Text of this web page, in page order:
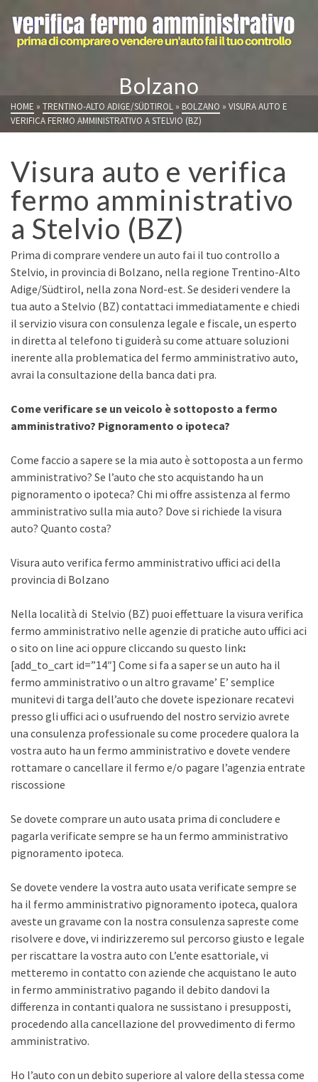
Bolzano
HOME » TRENTINO-ALTO ADIGE/SÜDTIROL » BOLZANO » VISURA AUTO E
VERIFICA FERMO AMMINISTRATIVO A STELVIO (BZ)
Visura auto e verifica
fermo amministrativo
a Stelvio (BZ)
Prima di comprare vendere un auto fai il tuo controllo a
Stelvio, in provincia di Bolzano, nella regione Trentino-Alto
Adige/Südtirol, nella zona Nord-est. Se desideri vendere la
tua auto a Stelvio (BZ) contattaci immediatamente e chiedi
il servizio visura con consulenza legale e fiscale, un esperto
in diretta al telefono ti guiderà su come attuare soluzioni
inerente alla problematica del fermo amministrativo auto,
avrai la consultazione della banca dati pra.
Come verificare se un veicolo è sottoposto a fermo
amministrativo? Pignoramento o ipoteca?
Come faccio a sapere se la mia auto è sottoposta a un fermo
amministrativo? Se l’auto che sto acquistando ha un
pignoramento o ipoteca? Chi mi offre assistenza al fermo
amministrativo sulla mia auto? Dove si richiede la visura
auto? Quanto costa?
Visura auto verifica fermo amministrativo uffici aci della
provincia di Bolzano
Nella località di Stelvio (BZ) puoi effettuare la visura verifica
fermo amministrativo nelle agenzie di pratiche auto uffici aci
o sito on line aci oppure cliccando su questo link:
[add_to_cart id=”14″] Come si fa a saper se un auto ha il
fermo amministrativo o un altro gravame’ E’ semplice
munitevi di targa dell’auto che dovete ispezionare recatevi
presso gli uffici aci o usufruendo del nostro servizio avrete
una consulenza professionale su come procedere qualora la
vostra auto ha un fermo amministrativo e dovete vendere
rottamare o cancellare il fermo e/o pagare l’agenzia entrate
riscossione
Se dovete comprare un auto usata prima di concludere e
pagarla verificate sempre se ha un fermo amministrativo
pignoramento ipoteca.
Se dovete vendere la vostra auto usata verificate sempre se
ha il fermo amministrativo pignoramento ipoteca, qualora
aveste un gravame con la nostra consulenza sapreste come
risolvere e dove, vi indirizzeremo sul percorso giusto e legale
per riscattare la vostra auto con L’ente esattoriale, vi
metteremo in contatto con aziende che acquistano le auto
in fermo amministrativo pagando il debito dandovi la
differenza in contanti qualora ne sussistano i presupposti,
procedendo alla cancellazione del provvedimento di fermo
amministrativo.
Ho l’auto con un debito superiore al valore della stessa come